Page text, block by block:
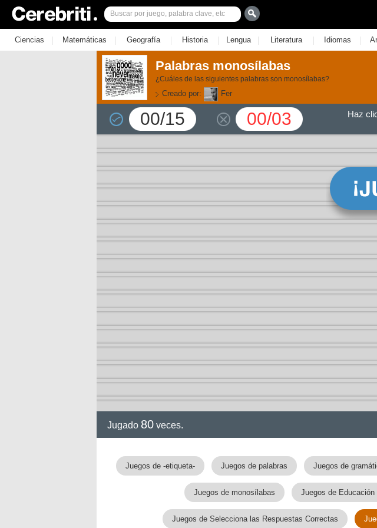
Ciencias | Matemáticas | Geografía | Historia | Lengua | Literatura | Idiomas |
Palabras monosílabas
¿Cuáles de las siguientes palabras son monosílabas?
Creado por: Fer
00/15 00/03
Haz
Jugado 80 veces.
Juegos de -etiqueta- Juegos de palabras Juegos de
Juegos de monosílabas Juegos de Educación
Juegos de Selecciona las Respuestas Correctas